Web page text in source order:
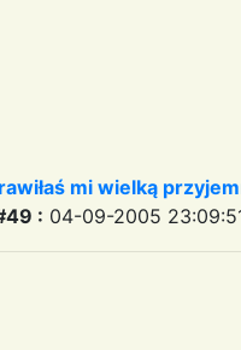
mi wielką
: 04-09-2005